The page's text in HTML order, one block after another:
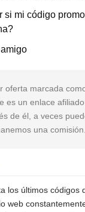
si mi código
oferta marcada
es un enlace
de él, a veces
una comisión.
los últimos códigos
web